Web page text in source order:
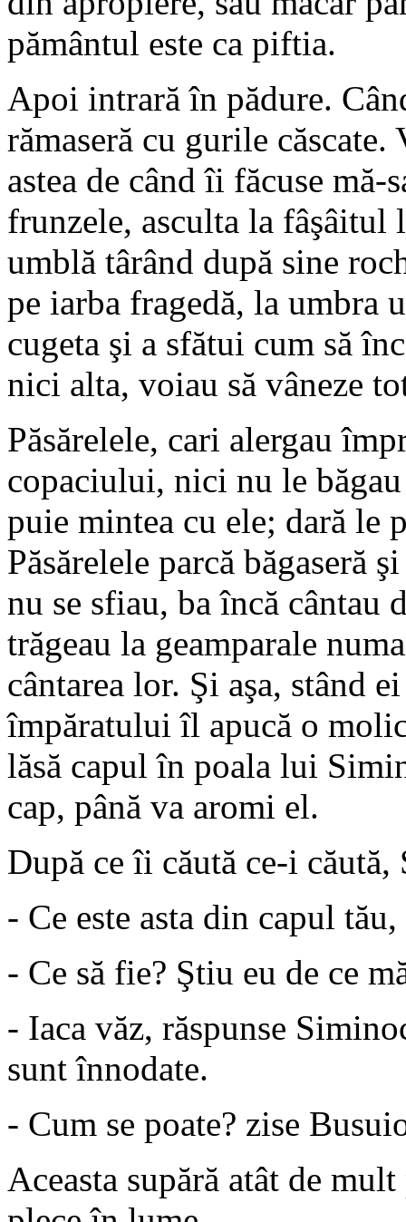
pământul este ca piftia.
Apoi intrară în pădure.
rămaseră cu gurile
astea de când îi făcuse mă-
frunzele, asculta la fâşâitul
umblă târând după sine
pe iarba fragedă, la umbra
cugeta şi a sfătui cum să
nici alta, voiau să vâneze
Păsărelele, cari alergau
copaciului, nici nu le
puie mintea cu ele; dară le
Păsărelele parcă băgaseră
nu se sfiau, ba încă cântau
trăgeau la geamparale
cântarea lor. Şi aşa, stând
împăratului îl apucă o
lăsă capul în poala lui
cap, până va aromi el.
După ce îi căută ce-i
- Ce este asta din capul
- Ce să fie? Ştiu eu de ce
- Iaca văz, răspunse
sunt înnodate.
- Cum se poate? zise
Aceasta supără atât de